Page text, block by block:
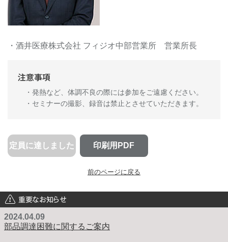
・酒井医療株式会社 フィジオ中部営業所 営業所長
注意事項
・発熱など、体調不良の際には参加をご遠慮ください。
・セミナーの撮影、録音は禁止とさせていただきます。
定員に達しました 印刷用PDF
前のページに戻る
重要なお知らせ
2024.04.09
部品調達困難に関するご案内